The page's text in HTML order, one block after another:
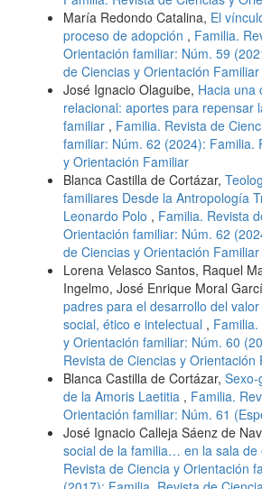
María Redondo Catalina, El
proceso de adopción , Familia.
Orientación familiar: Núm. 59
de Ciencias y Orientación Familiar
José Ignacio Olaguibe, Hacia una
relacional: aportes para repensar
familiar , Familia. Revista de
familiar: Núm. 62 (2024): Familia.
y Orientación Familiar
Blanca Castilla de Cortázar,
familiares Desde la Antropología
Leonardo Polo , Familia. Revista
Orientación familiar: Núm. 62
de Ciencias y Orientación Familiar
Lorena Velasco Santos, Raquel
Ingelmo, José Enrique Moral
padres para el desarrollo del
social, ético e intelectual ,
y Orientación familiar: Núm. 60
Revista de Ciencias y Orientación
Blanca Castilla de Cortázar,
de la Amoris Laetitia , Familia.
Orientación familiar: Núm. 61
José Ignacio Calleja Sáenz de
social de la familia… en la sala de
Revista de Ciencia y Orientación